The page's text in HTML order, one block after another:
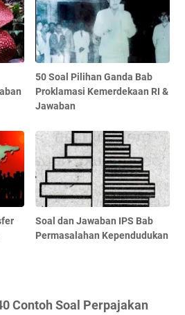
50 Soal Pilihan Ganda Bab
Proklamasi Kemerdekaan RI &
Jawaban
Soal dan Jawaban IPS Bab
Permasalahan Kependudukan
Contoh Soal Perpajakan